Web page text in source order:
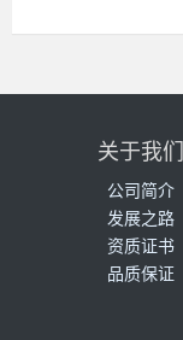
关于我们
公司简介
发展之路
资质证书
品质保证